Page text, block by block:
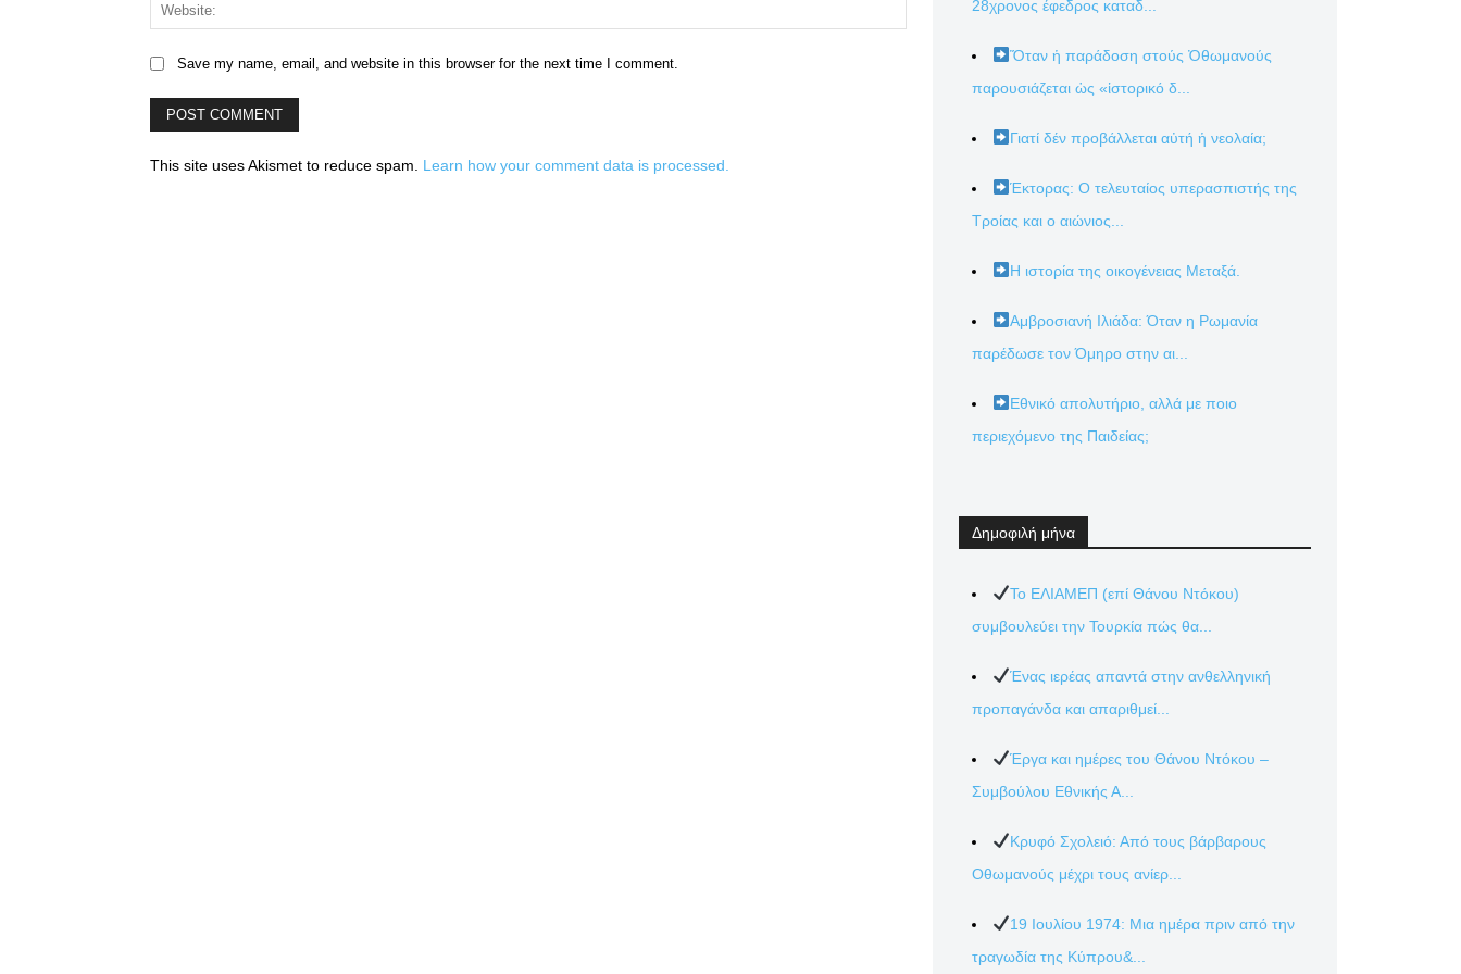
Save my name, email, and website in this browser for the next time I comment.
This site uses Akismet to reduce spam. Learn how your comment data is processed.
28χρονος έφεδρος καταδ...
Ὅταν ἡ παράδοση στούς Ὀθωμανούς
παρουσιάζεται ὡς «ἱστορικό δ...
Γιατί δέν προβάλλεται αὐτή ἡ νεολαία;
Έκτορας: Ο τελευταίος υπερασπιστής της
Τροίας και ο αιώνιος...
Η ιστορία της οικογένειας Μεταξά.
Αμβροσιανή Ιλιάδα: Όταν η Ρωμανία
παρέδωσε τον Όμηρο στην αι...
Εθνικό απολυτήριο, αλλά με ποιο
περιεχόμενο της Παιδείας;
Δημοφιλή μήνα
Το ΕΛΙΑΜΕΠ (επί Θάνου Ντόκου)
συμβουλεύει την Τουρκία πώς θα...
Ένας ιερέας απαντά στην ανθελληνική
προπαγάνδα και απαριθμεί...
Έργα και ημέρες του Θάνου Ντόκου –
Συμβούλου Εθνικής Α...
Κρυφό Σχολειό: Από τους βάρβαρους
Οθωμανούς μέχρι τους ανίερ...
19 Ιουλίου 1974: Μια ημέρα πριν από την
τραγωδία της Κύπρου&...